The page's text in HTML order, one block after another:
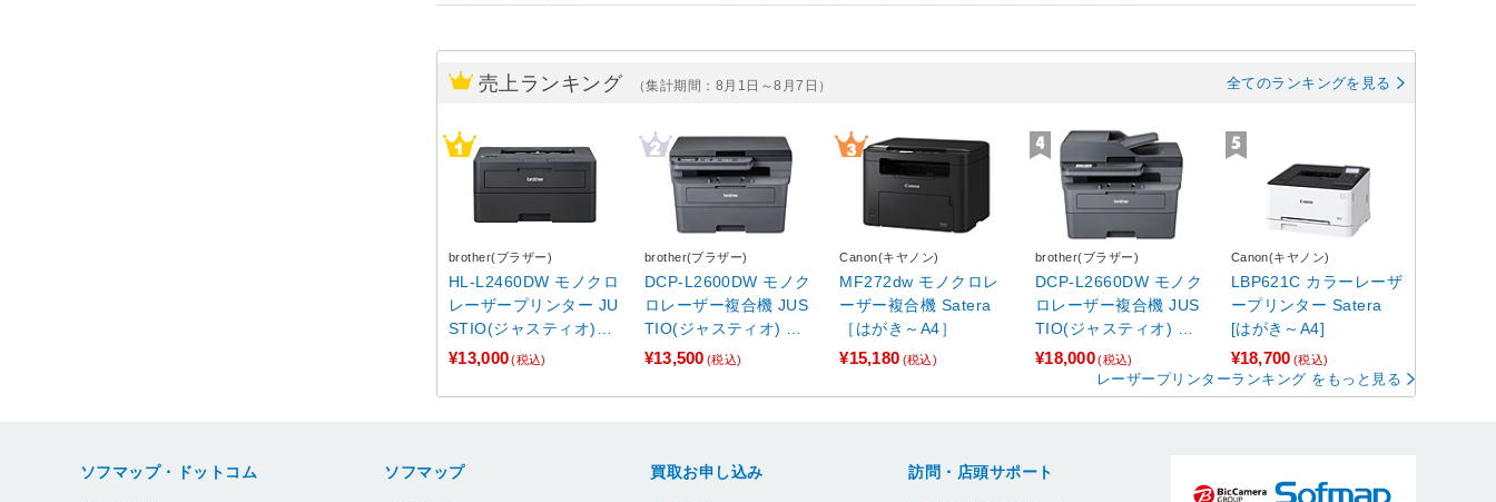
売上ランキング （集計期間：8月1日～8月7日） 全てのランキングを見る
brother(ブラザー)
HL-L2460DW モノクロ
レーザープリンター JU
STIO(ジャスティオ)
［はがき～A4］
¥13,000(税込)
brother(ブラザー)
DCP-L2600DW モノク
ロレーザー複合機 JUS
TIO(ジャスティオ) ［A
4サイズ］
¥13,500 (税込)
Canon(キヤノン)
MF272dw モノクロレ
ーザー複合機 Satera
［はがき～A4］
¥15,180 (税込)
brother(ブラザー)
DCP-L2660DW モノク
ロレーザー複合機 JUS
TIO(ジャスティオ) ［A
4サイズ］
¥18,000(税込)
Canon(キヤノン)
LBP621C カラーレーザ
ープリンター Satera
[はがき～A4]
¥18,700 (税込)
レーザープリンターランキング をもっと見る
ソフマップ・ドットコム ソフマップ 買取お申し込み 訪問・店頭サポート